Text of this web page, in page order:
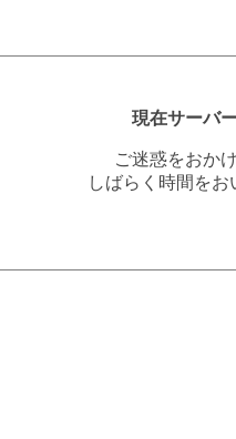
現在サーバ
ご迷惑をおか
しばらく時間を